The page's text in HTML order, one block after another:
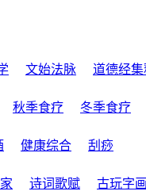
文始法脉
道德经集
秋季食疗 冬季食疗
健康综合
刮痧
诗词歌赋 古玩字画